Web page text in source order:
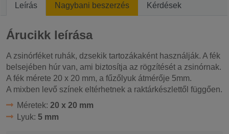
Leírás Nagybani beszerzés Kérdések
Árucikk leírása
A zsinórféket ruhák, dzsekik tartozákaként használják. A fék
belsejében húr van, ami biztosítja az rögzítését a zsinórnak.
A fék mérete 20 x 20 mm, a fűzőlyuk átmérője 5mm.
A mixben levő színek eltérhetnek a raktárkészlettől függően.
Méretek: 20 x 20 mm
Lyuk: 5 mm